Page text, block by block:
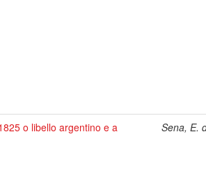
o libello argentino e a
Sena, E.